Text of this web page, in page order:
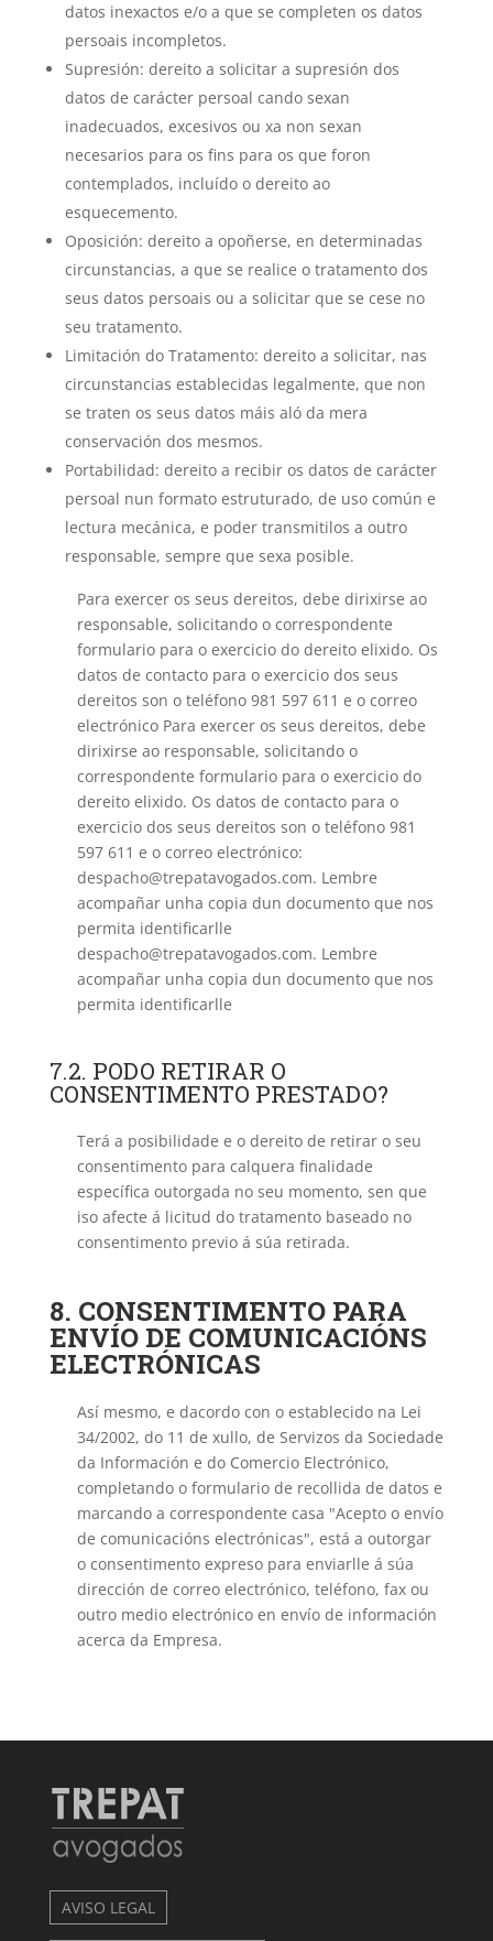
datos inexactos e/o a que se completen os datos
persoais incompletos.
Supresión: dereito a solicitar a supresión dos
datos de carácter persoal cando sexan
inadecuados, excesivos ou xa non sexan
necesarios para os fins para os que foron
contemplados, incluído o dereito ao
esquecemento.
Oposición: dereito a opoñerse, en determinadas
circunstancias, a que se realice o tratamento dos
seus datos persoais ou a solicitar que se cese no
seu tratamento.
Limitación do Tratamento: dereito a solicitar, nas
circunstancias establecidas legalmente, que non
se traten os seus datos máis aló da mera
conservación dos mesmos.
Portabilidad: dereito a recibir os datos de carácter
persoal nun formato estruturado, de uso común e
lectura mecánica, e poder transmitilos a outro
responsable, sempre que sexa posible.
Para exercer os seus dereitos, debe dirixirse ao
responsable, solicitando o correspondente
formulario para o exercicio do dereito elixido. Os
datos de contacto para o exercicio dos seus
dereitos son o teléfono 981 597 611 e o correo
electrónico Para exercer os seus dereitos, debe
dirixirse ao responsable, solicitando o
correspondente formulario para o exercicio do
dereito elixido. Os datos de contacto para o
exercicio dos seus dereitos son o teléfono 981
597 611 e o correo electrónico:
despacho@trepatavogados.com. Lembre
acompañar unha copia dun documento que nos
permita identificarlle
despacho@trepatavogados.com. Lembre
acompañar unha copia dun documento que nos
permita identificarlle
7.2. PODO RETIRAR O
CONSENTIMENTO PRESTADO?
Terá a posibilidade e o dereito de retirar o seu
consentimento para calquera finalidade
específica outorgada no seu momento, sen que
iso afecte á licitud do tratamento baseado no
consentimento previo á súa retirada.
8. CONSENTIMENTO PARA
ENVÍO DE COMUNICACIÓNS
ELECTRÓNICAS
Así mesmo, e dacordo con o establecido na Lei
34/2002, do 11 de xullo, de Servizos da Sociedade
da Información e do Comercio Electrónico,
completando o formulario de recollida de datos e
marcando a correspondente casa "Acepto o envío
de comunicacións electrónicas", está a outorgar
o consentimento expreso para enviarlle á súa
dirección de correo electrónico, teléfono, fax ou
outro medio electrónico en envío de información
acerca da Empresa.
AVISO LEGAL